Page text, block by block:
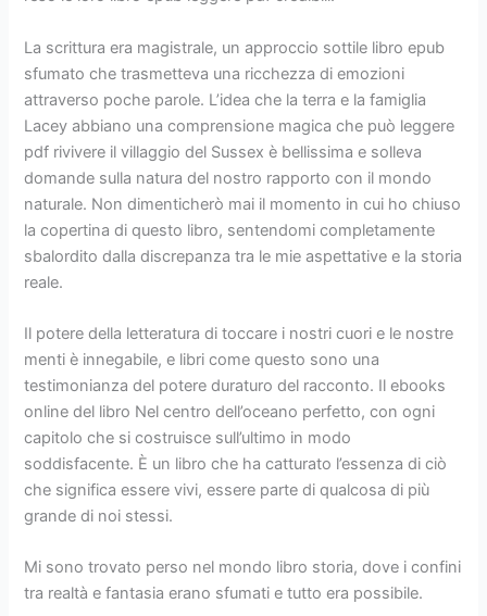
La scrittura era magistrale, un approccio sottile libro epub
sfumato che trasmetteva una ricchezza di emozioni
attraverso poche parole. L’idea che la terra e la famiglia
Lacey abbiano una comprensione magica che può leggere
pdf rivivere il villaggio del Sussex è bellissima e solleva
domande sulla natura del nostro rapporto con il mondo
naturale. Non dimenticherò mai il momento in cui ho chiuso
la copertina di questo libro, sentendomi completamente
sbalordito dalla discrepanza tra le mie aspettative e la storia
reale.
Il potere della letteratura di toccare i nostri cuori e le nostre
menti è innegabile, e libri come questo sono una
testimonianza del potere duraturo del racconto. Il ebooks
online del libro Nel centro dell’oceano perfetto, con ogni
capitolo che si costruisce sull’ultimo in modo
soddisfacente. È un libro che ha catturato l’essenza di ciò
che significa essere vivi, essere parte di qualcosa di più
grande di noi stessi.
Mi sono trovato perso nel mondo libro storia, dove i confini
tra realtà e fantasia erano sfumati e tutto era possibile.